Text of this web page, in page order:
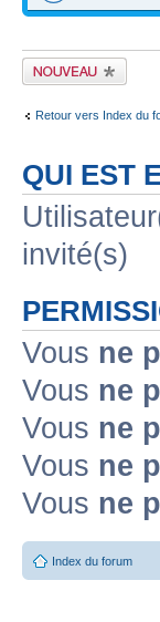
Publier un nouveau
sujet
Retour vers Index du
QUI EST
invité(s)
Vous ne
Vous ne
Vous ne
Vous ne
Vous ne
Index du forum